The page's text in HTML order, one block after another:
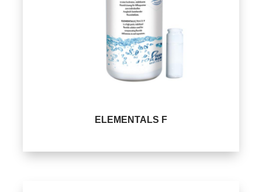
ELEMENTALS F